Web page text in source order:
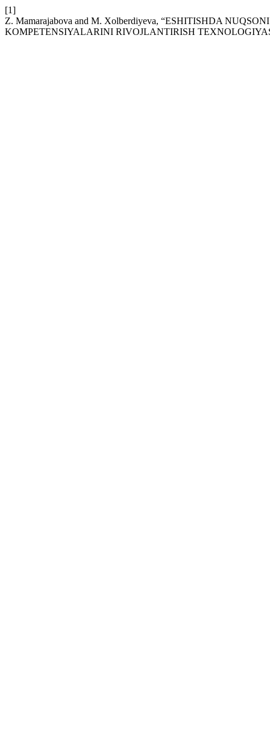
[1]
Z. Mamarajabova and M. Xolberdiyeva, “ESHITISHDA
KOMPETENSIYALARINI RIVOJLANTIRISH